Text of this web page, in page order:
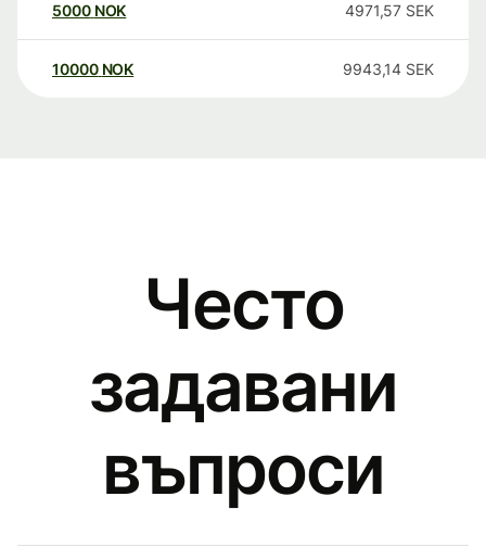
5000 NOK 4971,57 SEK
10000 NOK 9943,14 SEK
Често
задавани
въпроси